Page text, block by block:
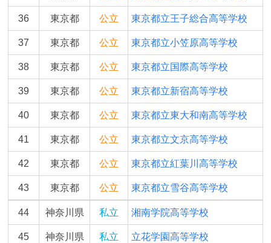
36 東京都 公立 東京都立王子総合高等学校
37 東京都 公立 東京都立小笠原高等学校
38 東京都 公立 東京都立国際高等学校
39 東京都 公立 東京都立新宿高等学校
40 東京都 公立 東京都立東大和南高等学校
41 東京都 公立 東京都立文京高等学校
42 東京都 公立 東京都立紅葉川高等学校
43 東京都 公立 東京都立雪谷高等学校
44 神奈川県 私立 湘南学院高等学校
45 神奈川県 私立 立花学園高等学校